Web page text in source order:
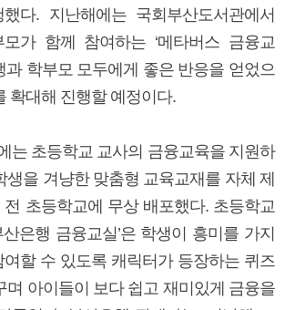
다. 지난해에는 국회부산도서관에서
가 함께 참여하는 ‘메타버스 금융교
과 학부모 모두에게 좋은 반응을 얻었으
확대해 진행할 예정이다.
는 초등학교 교사의 금융교육을 지원하
생을 겨냥한 맞춤형 교육교재를 자체 제
초등학교에 무상 배포했다. 초등학교
산은행 금융교실’은 학생이 흥미를 가지
여할 수 있도록 캐릭터가 등장하는 퀴즈
며 아이들이 보다 쉽고 재미있게 금융을